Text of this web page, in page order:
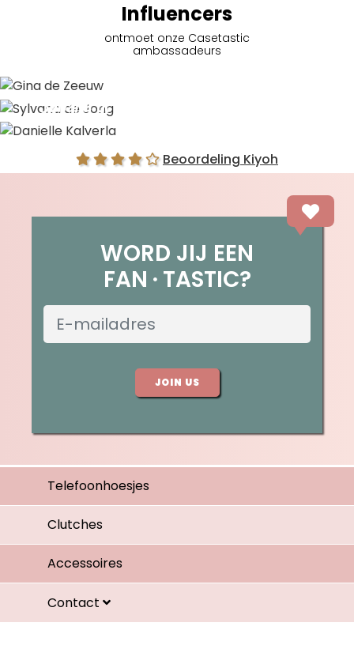
Influencers
ontmoet onze Casetastic
ambassadeurs
Sylvana de Jong
Beoordeling Kiyoh
WORD JIJ EEN
FAN TASTIC?
JOIN US
Telefoonhoesjes
Clutches
Accessoires
Contact